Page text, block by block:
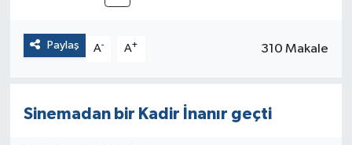
Paylaş A- A+ 310 Makale
Sinemadan bir Kadir İnanır geçti
Son Dakika Haberleri